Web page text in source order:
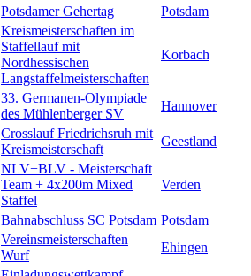
Potsdamer Gehertag Potsdam
Kreismeisterschaften im
Staffellauf mit
Nordhessischen
Langstaffelmeisterschaften
Korbach
33. Germanen-Olympiade
des Mühlenberger SV
Hannover
Crosslauf Friedrichsruh mit
Kreismeisterschaft
Geestland
NLV+BLV - Meisterschaft
Team + 4x200m Mixed
Staffel
Verden
Bahnabschluss SC Potsdam Potsdam
Vereinsmeisterschaften
Wurf
Ehingen